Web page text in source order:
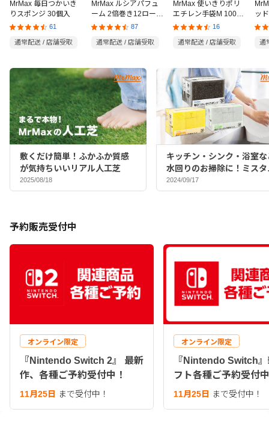
MrMax 毎日つかいき
りスポンジ 30個入
61
通常配送 / 店舗受取
MrMax ルシアパフュ
ーム 2倍巻き12ロール
ダブル
87
通常配送 / 店舗受取
MrMax 使いきりポリ
エチレン手袋M 100枚
入
16
通常配送 / 店舗受取
ッ
の
通
敷くだけ簡単！ふかふか質感
が気持ちいいリアル人工芝
2025/08/18
キッチン・シンク・浴室な
水回りのお掃除に！ミスタ
マックスバイヤーおすすめ
ポンジ♪
2024/09/17
予約販売受付中
オンライン限定
『Nintendo Switch 2』 最新
作、各種ご予約受付中！
11月25日 まで受付中！
オンライン限定
『Nintendo Switch
フト各種ご予約受付
11月25日 まで受付中！